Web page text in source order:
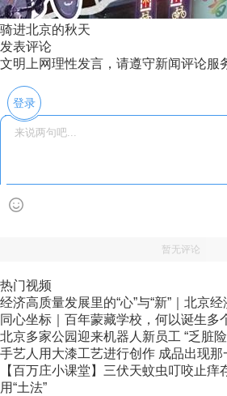
骑进北京的秋天
发表评论
文明上网理性发言，请遵守新闻评论服
登录
暂无评论
热门视频
经济高质量发展里的“心”与“新”｜北京经
同心坐标｜百年蒙藏学校，何以诞生多
北京多家公园迎来机器人新员工 “乏脏
手艺人用大漆工艺进行创作 成品出现那
【百万庄小课堂】三伏天蚊虫叮咬止痒
用“土法”